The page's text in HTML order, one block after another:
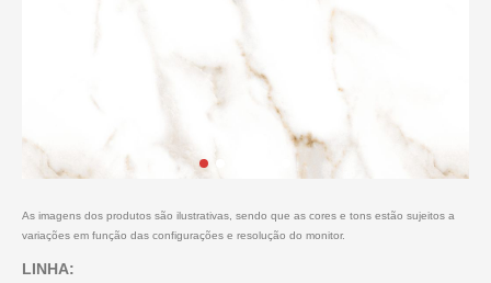
As imagens dos produtos são ilustrativas, sendo que as cores e tons estão sujeitos a
variações em função das configurações e resolução do monitor.
LINHA: